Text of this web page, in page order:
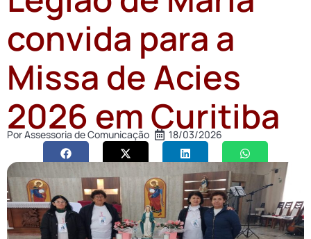
convida para a
Missa de Acies
2026 em Curitiba
PorAssessoria de Comunicação 18/03/2026